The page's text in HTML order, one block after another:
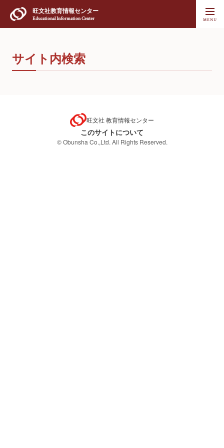
旺文社教育情報センター
Educational Information Center
サイト内検索
旺文社 教育情報センター
このサイトについて
© Obunsha Co.,Ltd. All Rights Reserved.